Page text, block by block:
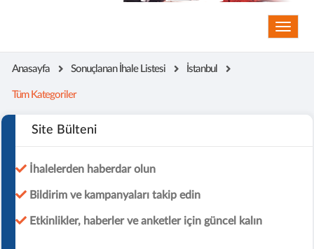
Anasayfa Sonuçlanan İhale Listesi İstanbul
Tüm Kategoriler
Site Bülteni
İhalelerden haberdar olun
Bildirim ve kampanyaları takip edin
Etkinlikler, haberler ve anketler için güncel kalın